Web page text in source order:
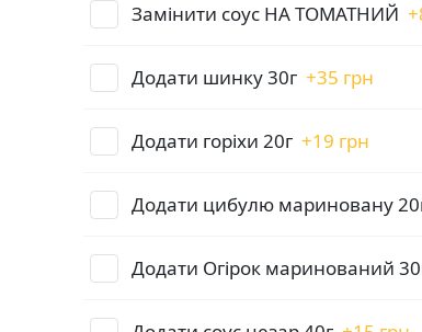
Замінити соус НА ТОМАТНИЙ +
Додати шинку 30г +35 грн
Додати горіхи 20г +19 грн
Додати цибулю мариновану
Додати Огірок маринований